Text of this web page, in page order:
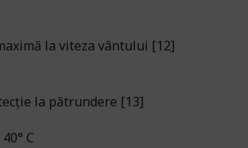
la viteza vântului [12]
la pătrundere [13]
C